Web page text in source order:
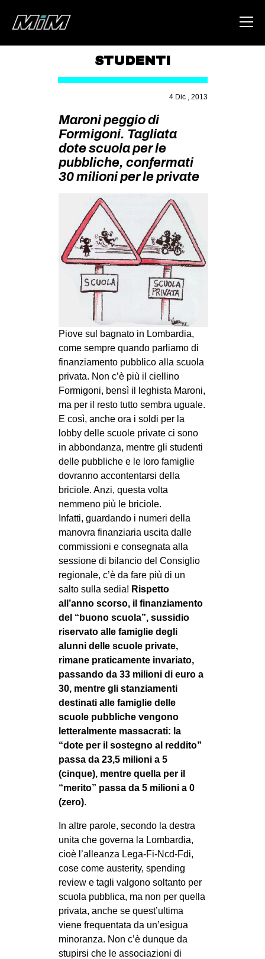
AREA
DEGENERAZIONE
GAZA FREESTYLE
STUDENTI TSUNAMI
ZAM
MILANO
MOBILITAZIONI
SPORT POPOLARE
MOVIMENTI
AMBIENTE
ANTIFASCISMO
DIRITTO ALL’ABITARE
GENERI
MIGRAZIONI
PRECARIATO
REPRESSIONE
STUDENTI
CULTURE
ARTE
MANIFESTI
MUSICA
RECENSIONI
INTERNAZIONALE
AFRICA
AMERICHE
ESTREMO ORIENTE
EUROPA
MEDIO ORIENTE
MONDO
in
bsky
ms
STUDENTI
4 Dic , 2013
Maroni peggio di
Formigoni. Tagliata
dote scuola per le
pubbliche, confermati
30 milioni per le private
Piove sul bagnato in Lombardia,
come sempre quando parliamo di
finanziamento pubblico alla scuola
privata. Non c’è più il ciellino
Formigoni, bensì il leghista Maroni,
ma per il resto tutto sembra uguale.
E così, anche ora i soldi per la
lobby delle scuole private ci sono
in abbondanza, mentre gli studenti
delle pubbliche e le loro famiglie
dovranno accontentarsi della
briciole. Anzi, questa volta
nemmeno più le briciole.
Infatti, guardando i numeri della
manovra finanziaria uscita dalle
commissioni e consegnata alla
sessione di bilancio del Consiglio
regionale, c’è da fare più di un
salto sulla sedia! Rispetto
all’anno scorso, il finanziamento
del “buono scuola”, sussidio
riservato alle famiglie degli
alunni delle scuole private,
rimane praticamente invariato,
passando da 33 milioni di euro a
30, mentre gli stanziamenti
destinati alle famiglie delle
scuole pubbliche vengono
letteralmente massacrati: la
“dote per il sostegno al reddito”
passa da 23,5 milioni a 5
(cinque), mentre quella per il
“merito” passa da 5 milioni a 0
(zero).
In altre parole, secondo la destra
unita che governa la Lombardia,
cioè l’alleanza Lega-Fi-Ncd-Fdi,
cose come austerity, spending
review e tagli valgono soltanto per
scuola pubblica, ma non per quella
privata, anche se quest’ultima
viene frequentata da un’esigua
minoranza. Non c’è dunque da
stupirsi che le associazioni di